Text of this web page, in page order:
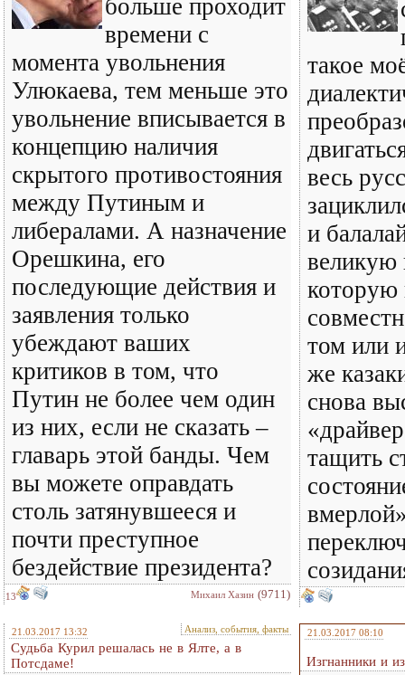
больше проходит
времени с
момента увольнения
Улюкаева, тем меньше это
увольнение вписывается в
концепцию наличия
скрытого противостояния
между Путиным и
либералами. А назначение
Орешкина, его
последующие действия и
заявления только
убеждают ваших
критиков в том, что
Путин не более чем один
из них, если не сказать –
главарь этой банды. Чем
вы можете оправдать
столь затянувшееся и
почти преступное
бездействие президента?
13 Михаил Хазин (9711)
такое
весь
и
том или
же
снова
тащить
21.03.2017 13:32 Анализ, события, факты
Судьба Курил решалась не в Ялте, а в
Потсдаме!
21.03.2017 08:10
Изгнанники и